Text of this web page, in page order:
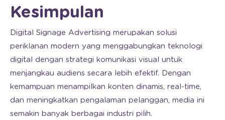
Kesimpulan
Digital Signage Advertising merupakan solusi
periklanan modern yang menggabungkan teknologi
digital dengan strategi komunikasi visual untuk
menjangkau audiens secara lebih efektif. Dengan
kemampuan menampilkan konten dinamis, real-time,
dan meningkatkan pengalaman pelanggan, media ini
semakin banyak berbagai industri pilih.